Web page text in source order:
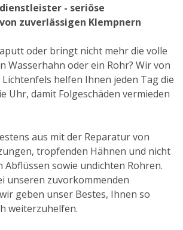
- seriöse
zuverlässigen Klempnern
oder bringt nicht mehr die volle
Wasserhahn oder ein Rohr? Wir von
helfen Ihnen jeden Tag die
Uhr, damit Folgeschäden vermieden
aus mit der Reparatur von
tropfenden Hähnen und nicht
Abflüssen sowie undichten Rohren.
unseren zuvorkommenden
geben unser Bestes, Ihnen so
weiterzuhelfen.